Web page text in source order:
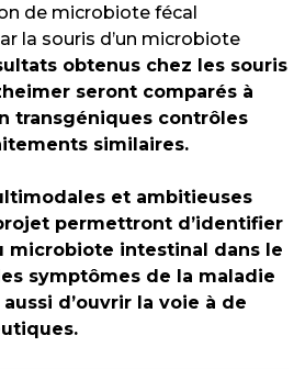
de microbiote fécal
la souris d’un microbiote
obtenus chez les souris
seront comparés à
transgéniques contrôles
similaires.
et ambitieuses
permettront d’identifier
microbiote intestinal dans le
symptômes de la maladie
d’ouvrir la voie à de